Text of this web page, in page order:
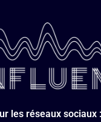
les réseaux sociaux :